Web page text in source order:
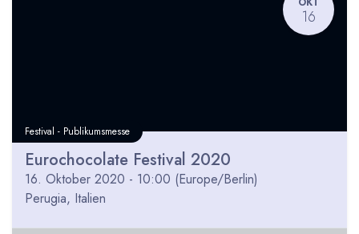
16
Festival - Publikumsmesse
Eurochocolate Festival 2020
16. Oktober 2020 - 10:00 (Europe/Berlin)
Perugia, Italien